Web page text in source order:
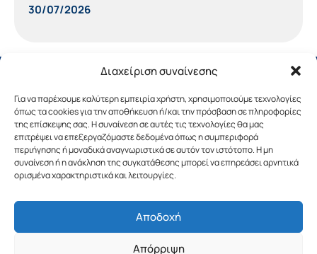
Διαχείριση συναίνεσης
Για να παρέχουμε καλύτερη εμπειρία χρήστη, χρησιμοποιούμε τεχνολογίες
όπως τα cookies για την αποθήκευση ή/και την πρόσβαση σε πληροφορίες
της επίσκεψης σας. Η συναίνεση σε αυτές τις τεχνολογίες θα μας
επιτρέψει να επεξεργαζόμαστε δεδομένα όπως η συμπεριφορά
περιήγησης ή μοναδικά αναγνωριστικά σε αυτόν τον ιστότοπο. Η μη
συναίνεση ή η ανάκληση της συγκατάθεσης μπορεί να επηρεάσει αρνητικά
ορισμένα χαρακτηριστικά και λειτουργίες.
Αποδοχή
Απόρριψη
30/07/2026
Copyright © 2019 Περιφέρεια Πελοποννήσου.
Σχεδιασμός & Υλοποίηση από την